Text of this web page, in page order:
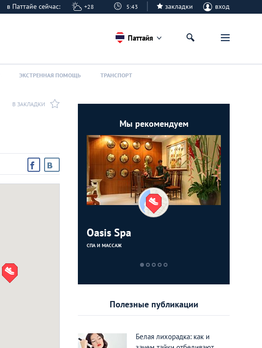
в Паттайе сейчас: +28 5:43 закладки вход
Паттайя
ЭКСТРЕННАЯ ПОМОЩЬ ТРАНСПОРТ
В ЗАКЛАДКИ
Мы рекомендуем
Oasis Spa
СПА И МАССАЖ
Полезные публикации
Белая лихорадка: как и